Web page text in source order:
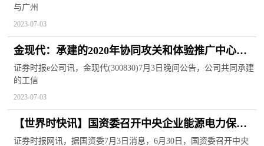
与广州
2023-07-03
金现代：承建的2020年协同攻关和体验推广中心项
目通过验收-前沿热点
证券时报e公司讯，金现代(300830)7月3日晚间公告，公司共同承建
的工信
2023-07-03
【世界时快讯】国资委召开中央企业能源电力保供
工作推进会
证券时报网讯，据国资委7月3日消息，6月30日，国资委召开中央